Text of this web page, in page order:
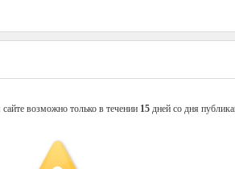
возможно только в течении 15дней со дня